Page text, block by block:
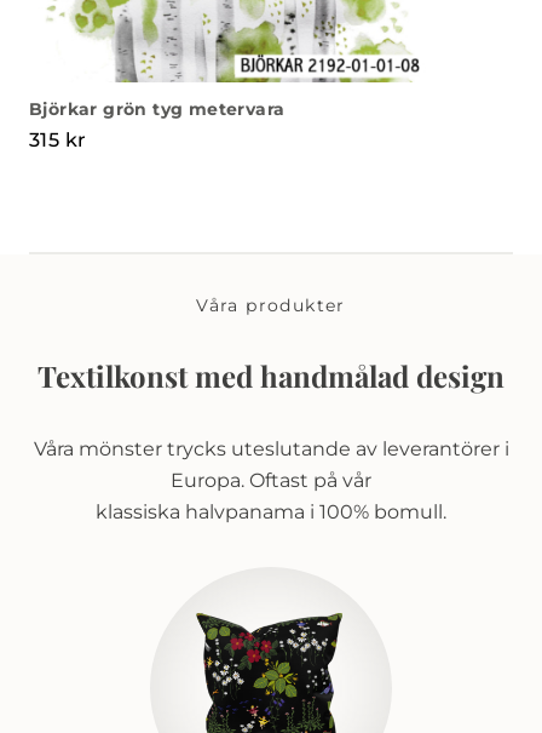
Björkar grön tyg metervara
315 kr
Våra produkter
Textilkonst med handmålad design
Våra mönster trycks uteslutande av leverantörer i
Europa. Oftast på vår
klassiska halvpanama i 100% bomull.